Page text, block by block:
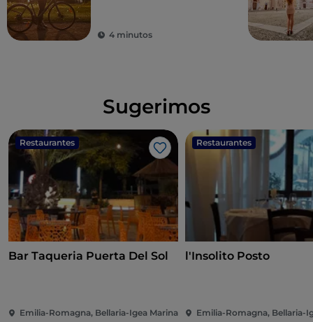
4 minutos
Sugerimos
Restaurantes
Me gusta
Bar Taqueria Puerta Del Sol
Emilia-Romagna, Bellaria-Igea Marina
Restaurantes
l'Insolito Posto
Emilia-Romagna, Bellaria-